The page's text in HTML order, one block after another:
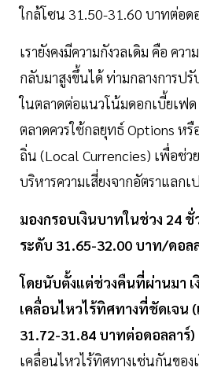
ใกล้โซน 31.50-31.60 บาทต่อด
เรายังคงมีความกังวลเดิม คือ คว
กลับมาสูงขึ้นได้ ท่ามกลางการป
ในตลาดต่อแนวโน้มดอกเบี้ยเฟด
ตลาดควรใช้กลยุทธ์ Options ห
ถิ่น (Local Currencies) เพื่อช่
บริหารความเสี่ยงจากอัตราแลกเ
มองกรอบเงินบาทในช่วง 24
ระดับ 31.65-32.00 บาท/ดอล
โดยนับตั้งแต่ช่วงคืนที่ผ่านมา เ
เคลื่อนไหวไร้ทิศทางที่ชัดเจน
31.72-31.84 บาทต่อดอลลาร์)
เคลื่อนไหวไร้ทิศทางเช่นกันของ